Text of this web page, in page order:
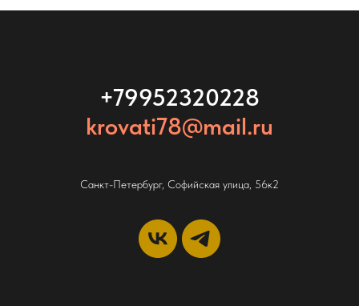
+79952320228
krovati78@mail.ru
Санкт-Петербург, Софийская улица, 56к2